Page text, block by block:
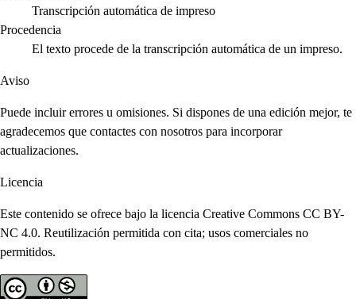
Transcripción automática de impreso
Procedencia
El texto procede de la transcripción automática de un impreso.
Aviso
Puede incluir errores u omisiones. Si dispones de una edición mejor, te
agradecemos que contactes con nosotros para incorporar
actualizaciones.
Licencia
Este contenido se ofrece bajo la licencia Creative Commons CC BY-
NC 4.0. Reutilización permitida con cita; usos comerciales no
permitidos.